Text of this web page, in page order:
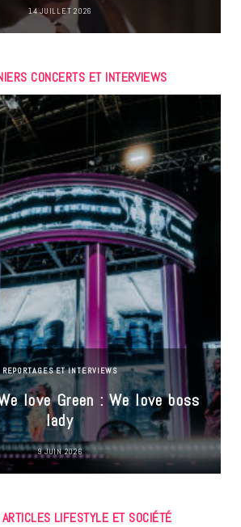
14 JUILLET 2026
CONCERTS ET INTERVIEWS
REPORTAGES ET INTERVIEWS
love Green : We love boss
lady
9 JUIN 2026
LIFESTYLE ET SOCIÉTÉ